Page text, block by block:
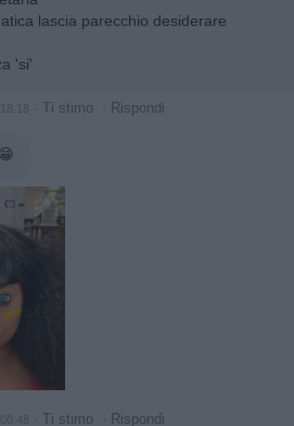
lascia parecchio desiderare
'si'
Ti stimo Rispondi
😁
Ti stimo Rispondi